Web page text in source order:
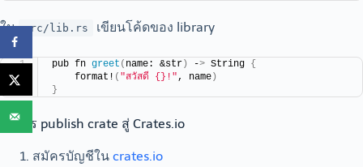
ใน src/lib.rs เขียนโค้ดของ library
pub fn greet ( name: &str ) -> String {
    format!
( "สวัสดี {}!", name )
}
6. การ publish crate สู่ Crates.io
สมัครบัญชีใน crates.io